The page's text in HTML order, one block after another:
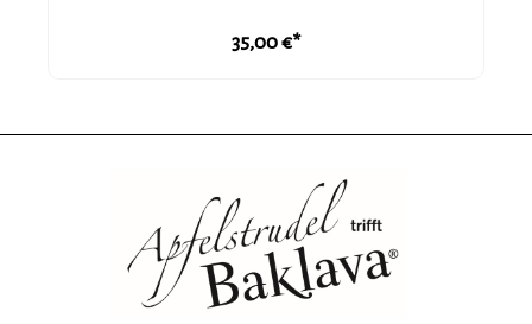
Material. Er hat Angst vor Fragen wie „Chef, ich
bekomme die Fischdose nicht auf….!“ „Das ist auch keine
harter Ausbilder zum Zahnarzt muss? Nur dumm, wenn
der Zahnarzt noch fieser ist als der Ausbilder
selbst…..Ob jung oder alt – alle zieht es zum Ausbilder.
Auch das macht Sinn. Wenn man nicht als Lusche enden
will, muss man einmal im Leben Ausbilder Schmidt LIVE
gesehen haben. Ausbilder Schmidt macht dich immerhin
zur „Top Lusche de Luxe“. Gut dann bist du immer noch
35,00 €*
In den Warenkorb